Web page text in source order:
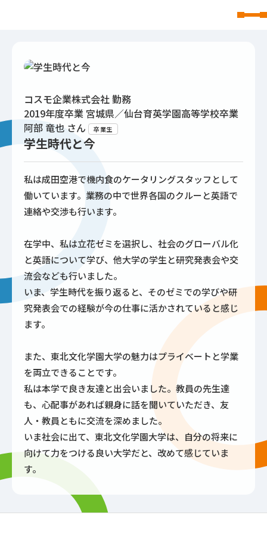
コスモ企業株式会社 勤務
2019年度卒業 宮城県／仙台育英学園高等学校卒業
阿部 竜也 さん 卒業生
学生時代と今
私は成田空港で機内食のケータリングスタッフとして
働いています。業務の中で世界各国のクルーと英語で
連絡や交渉も行います。
在学中、私は立花ゼミを選択し、社会のグローバル化
と英語について学び、他大学の学生と研究発表会や交
流会なども行いました。
いま、学生時代を振り返ると、そのゼミでの学びや研
究発表会での経験が今の仕事に活かされていると感じ
ます。
また、東北文化学園大学の魅力はプライベートと学業
を両立できることです。
私は本学で良き友達と出会いました。教員の先生達
も、心配事があれば親身に話を聞いていただき、友
人・教員ともに交流を深めました。
いま社会に出て、東北文化学園大学は、自分の将来に
向けて力をつける良い大学だと、改めて感じていま
す。